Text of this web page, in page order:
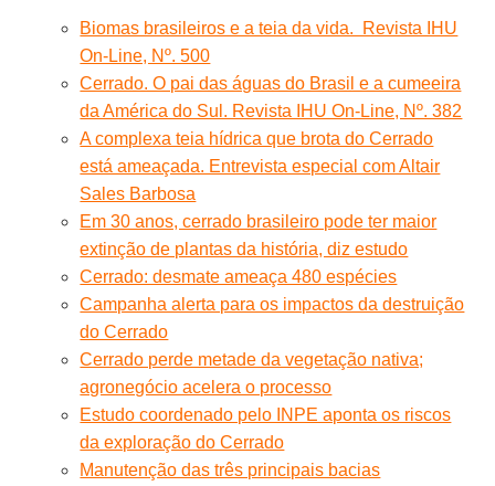
Biomas brasileiros e a teia da vida. Revista IHU
On-Line, Nº. 500
Cerrado. O pai das águas do Brasil e a cumeeira
da América do Sul. Revista IHU On-Line, Nº. 382
A complexa teia hídrica que brota do Cerrado
está ameaçada. Entrevista especial com Altair
Sales Barbosa
Em 30 anos, cerrado brasileiro pode ter maior
extinção de plantas da história, diz estudo
Cerrado: desmate ameaça 480 espécies
Campanha alerta para os impactos da destruição
do Cerrado
Cerrado perde metade da vegetação nativa;
agronegócio acelera o processo
Estudo coordenado pelo INPE aponta os riscos
da exploração do Cerrado
Manutenção das três principais bacias